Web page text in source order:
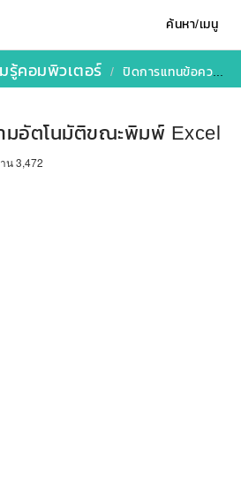
ค้นหา/เมนู
รู้คอมพิวเตอร์ ปิดการแทนข้อความอัตโนมัติขณะพิมพ์ Excel
มอัตโนมัติขณะพิมพ์ Excel
น 3,472